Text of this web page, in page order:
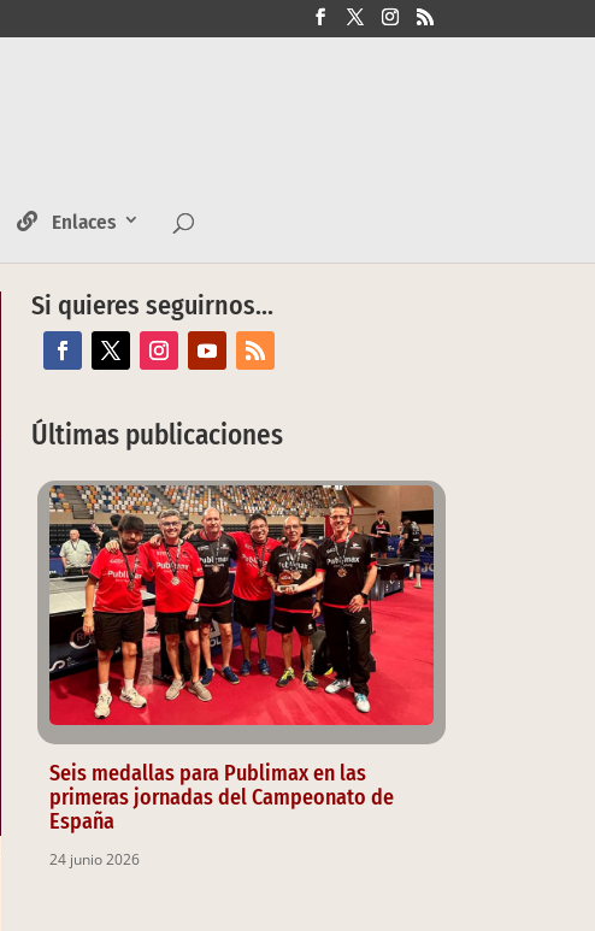
Enlaces
Si quieres seguirnos…
Últimas publicaciones
Seis medallas para Publimax en las
primeras jornadas del Campeonato de
España
24 junio 2026